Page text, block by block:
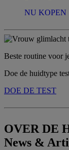
NU KOPEN
Beste routine voor
Doe de huidtype
DOE DE TEST
OVER DE
News &